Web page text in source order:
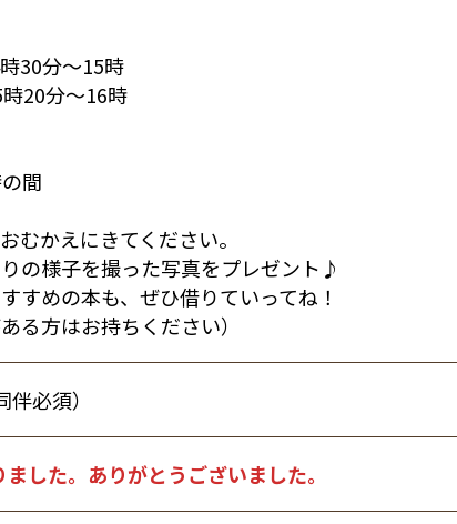
30分～15時
～16時
間
むかえにきてください。
の様子を撮った写真をプレゼント♪
すめの本も、ぜひ借りていってね！
る方はお持ちください）
必須）
した。ありがとうございました。